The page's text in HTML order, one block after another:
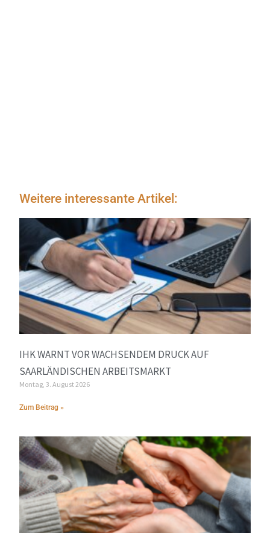
Weitere interessante Artikel:
IHK WARNT VOR WACHSENDEM DRUCK AUF
SAARLÄNDISCHEN ARBEITSMARKT
Montag, 3. August 2026
Zum Beitrag »